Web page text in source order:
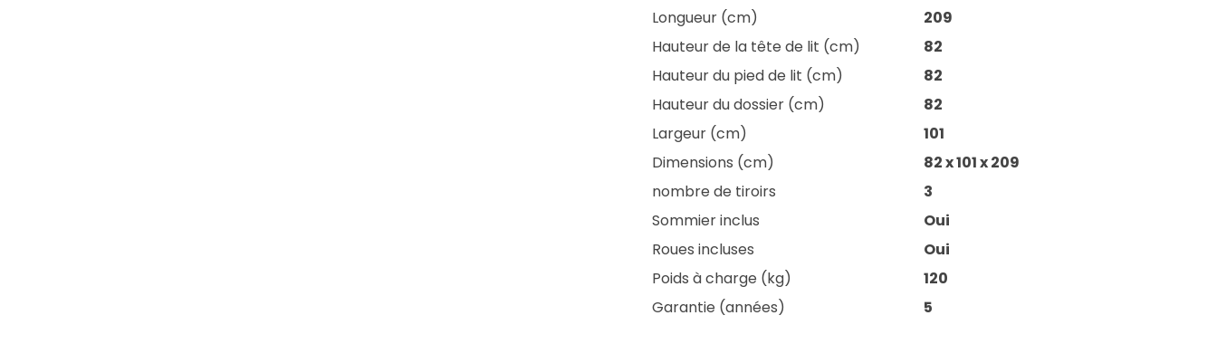
Longueur (cm)
209
Hauteur de la tête de lit (cm)
82
Hauteur du pied de lit (cm)
82
Hauteur du dossier (cm)
82
Largeur (cm)
101
Dimensions (cm)
82 x 101 x 209
nombre de tiroirs
3
Sommier inclus
Oui
Roues incluses
Oui
Poids à charge (kg)
120
Garantie (années)
5